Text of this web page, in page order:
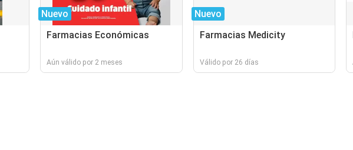
Nuevo
Farmacias Económicas
Aún válido por 2 meses
Nuevo
Farmacias Medicity
Válido por 26 días